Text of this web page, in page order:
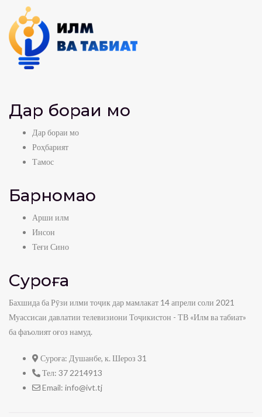
Дар бораи мо
Дар бораи мо
Роҳбарият
Тамос
Барномаҳо
Арши илм
Инсон
Теғи Сино
Суроға
Бахшида ба Рӯзи илми тоҷик дар мамлакат 14 апрели соли 2021
Муассисаи давлатии телевизиони Тоҷикистон - ТВ «Илм ва табиат»
ба фаъолият оғоз намуд.
Суроға: Душанбе, к. Шероз 31
Тел: 37 2214913
Email: info@ivt.tj